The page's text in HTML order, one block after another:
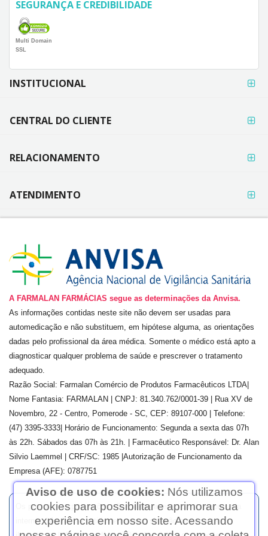
SEGURANÇA E CREDIBILIDADE
Multi Domain
SSL
FORMAS DE
PAGAMENTO
INSTITUCIONAL
CENTRAL DO CLIENTE
RELACIONAMENTO
ATENDIMENTO
A FARMALAN FARMÁCIAS segue as determinações da Anvisa.
As informações contidas neste site não devem ser usadas para
automedicação e não substituem, em hipótese alguma, as orientações
dadas pelo profissional da área médica. Somente o médico está apto a
diagnosticar qualquer problema de saúde e prescrever o tratamento
adequado.
Razão Social: Farmalan Comércio de Produtos Farmacêuticos LTDA
Nome Fantasia: FARMALAN | CNPJ: 81.340.762/0001-39 | RuaXV de
Novembro, 22 - Centro, Pomerode - SC, CEP: 89107-000 | Telefone:
(47) 3395-3333 | Horário de Funcionamento: Segunda a sexta das 07h
às 22h. Sábados das 07h às 21h. | Farmacêutico Responsável: Dr. Alan
Silvio Laemmel
| CRF/SC: 1985 |Autorização de Funcionamento da
Empresa (AFE): 0787751
Os preços e as promoções são válidos apenas para compras via
internet. | As fotos contidas em nosso site são meramente
Aviso de uso de cookies: Nós utilizamos
cookies para possibilitar e aprimorar sua
experiência em nosso site. Acessando